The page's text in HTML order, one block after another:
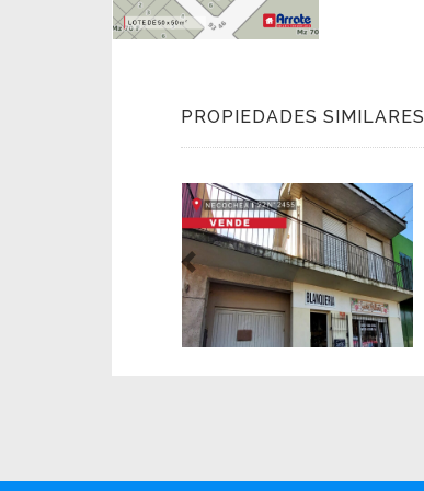
PROPIEDADES SIMILARES
Previous